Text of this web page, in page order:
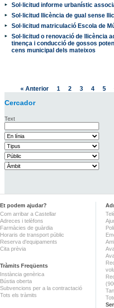
Sol·licitud informe urbanístic
Sol·licitud llicència de gual sense
Sol·licitud matriculació Escola de
Sol·licitud o renovació de llicència
tinença i conducció de gossos
cens municipal dels mateixos
« Anterior 1 2 3 4 5
Cercador
Text
Et podem ajudar?
Com arribar a Castellar
Adreces i telèfons
Farmàcies de guàrdia
Horaris de transport públic
Reserva d'equipaments
Cita prèvia
Tràmits Freqüents
Instància genèrica
Bústia oberta
Subvencions per a la contractació
Tots els tràmits